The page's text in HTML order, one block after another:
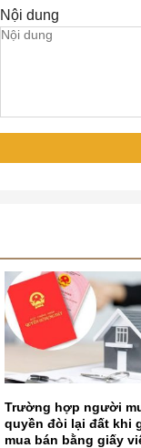
Nội dung
Trường hợp người
quyền đòi lại đất khi
mua bán bằng giấy